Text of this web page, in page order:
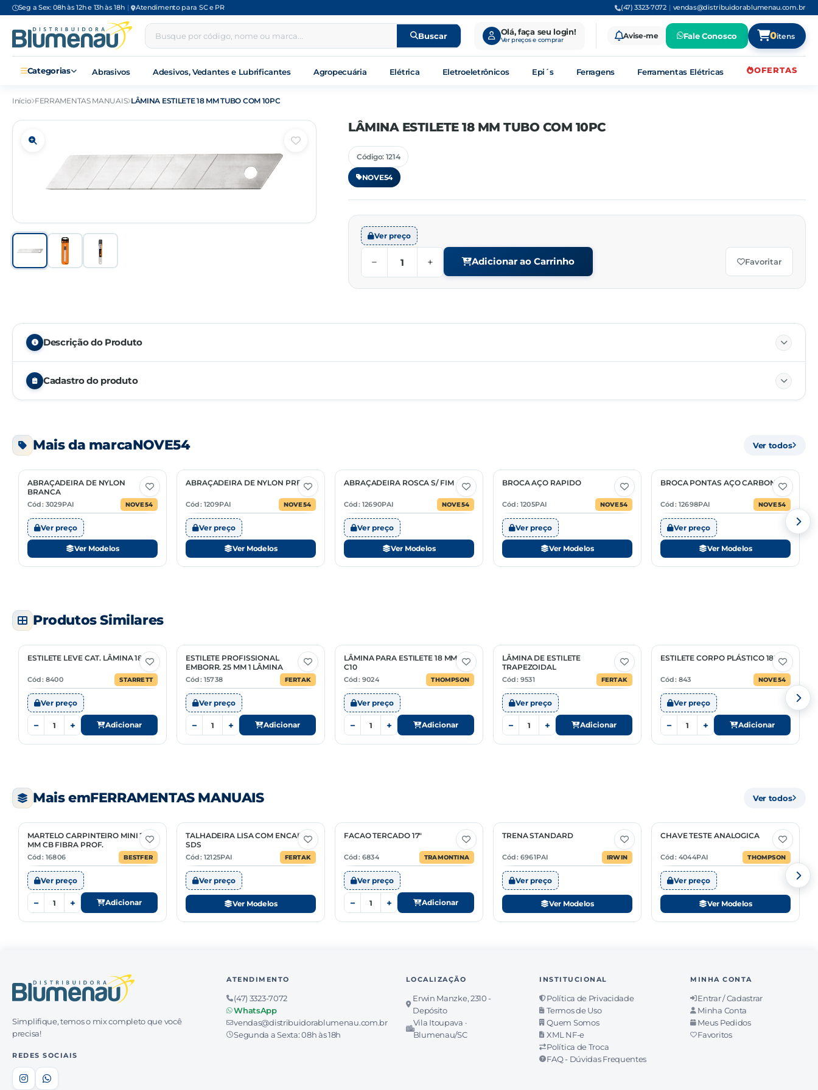
Seg a Sex: 08h às 12h e 13h às 18h | Atendimento para SC e PR (47) 3323-7072 | vendas@distribuidorablumenau.com.br
Buscar Olá, faça seu login!
Ver preços e comprar Avise-me Fale Conosco 0itens
Categorias Abrasivos Adesivos, Vedantes e Lubrificantes Agropecuária Elétrica Eletroeletrônicos Epi´s Ferragens Ferramentas Elétricas OFERTAS
Início FERRAMENTAS MANUAIS LÂMINA ESTILETE 18 MM TUBO COM 10PC
LÂMINA ESTILETE 18 MM TUBO COM 10PC
Código: 1214
NOVE54
Ver preço
− + Adicionar ao Carrinho Favoritar
Descrição do Produto
Cadastro do produto
Unidade de venda PC
NCM 82119400
Mais da marcaNOVE54 Ver todos
10 Opções
ABRAÇADEIRA DE NYLON
BRANCA
Cód: 3029PAI NOVE54
Ver preço
Ver Modelos
10 Opções
ABRAÇADEIRA DE NYLON PRETA
Cód: 1209PAI NOVE54
Ver preço
Ver Modelos
6 Opções
ABRAÇADEIRA ROSCA S/ FIM
Cód: 12690PAI NOVE54
Ver preço
Ver Modelos
15 Opções
BROCA AÇO RAPIDO
Cód: 1205PAI NOVE54
Ver preço
Ver Modelos
1 Opção
BROCA PONTAS AÇO CARBONO
Cód: 12698PAI NOVE54
Ver preço
Ver Modelos
Produtos Similares
ESTILETE LEVE CAT. LÂMINA 18 MM
Cód: 8400 STARRETT
Ver preço
− + Adicionar
ESTILETE PROFISSIONAL
EMBORR. 25 MM 1 LÂMINA
Cód: 15738 FERTAK
Ver preço
− + Adicionar
LÂMINA PARA ESTILETE 18 MM JG
C10
Cód: 9024 THOMPSON
Ver preço
− + Adicionar
LÂMINA DE ESTILETE
TRAPEZOIDAL
Cód: 9531 FERTAK
Ver preço
− + Adicionar
ESTILETE CORPO PLÁSTICO 18MM
Cód: 843 NOVE54
Ver preço
− + Adicionar
Mais emFERRAMENTAS MANUAIS Ver todos
MARTELO CARPINTEIRO MINI 21
MM CB FIBRA PROF.
Cód: 16806 BESTFER
Ver preço
− + Adicionar
3 Opções
TALHADEIRA LISA COM ENCAIXE
SDS
Cód: 12125PAI FERTAK
Ver preço
Ver Modelos
FACAO TERCADO 17"
Cód: 6834 TRAMONTINA
Ver preço
− + Adicionar
3 Opções
TRENA STANDARD
Cód: 6961PAI IRWIN
Ver preço
Ver Modelos
2 Opções
CHAVE TESTE ANALOGICA
Cód: 4044PAI THOMPSON
Ver preço
Ver Modelos
Simplifique, temos o mix completo que você
precisa!
REDES SOCIAIS
ATENDIMENTO
(47) 3323-7072
WhatsApp
vendas@distribuidorablumenau.com.br
Segunda a Sexta: 08h às 18h
LOCALIZAÇÃO
Erwin Manzke, 2310 -
Depósito
Vila Itoupava ·
Blumenau/SC
INSTITUCIONAL
Política de Privacidade
Termos de Uso
Quem Somos
XML NF-e
Política de Troca
FAQ - Dúvidas Frequentes
MINHA CONTA
Entrar / Cadastrar
Minha Conta
Meus Pedidos
Favoritos